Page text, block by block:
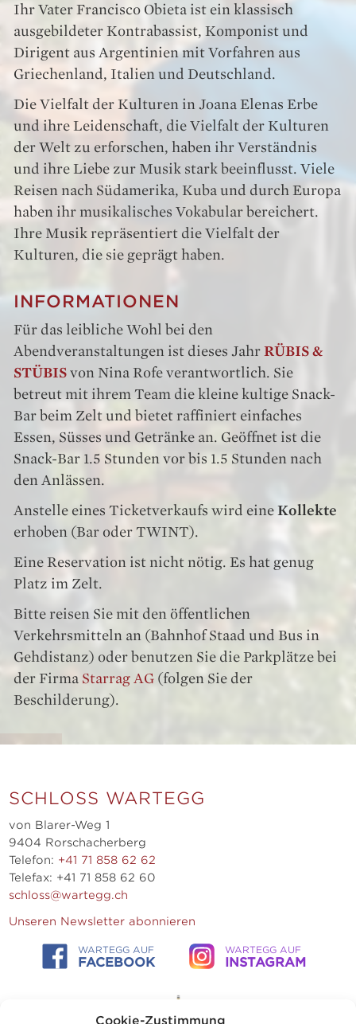
Cookie-Zustimmung
Ihr Vater Francisco Obieta ist ein klassisch
ausgebildeter Kontrabassist, Komponist und
Dirigent aus Argentinien mit Vorfahren aus
Griechenland , Italien und Deutschland .
Die Vielfalt der Kulturen in Joana Elenas Erbe
und ihre Leidenschaft, die Vielfalt der Kulturen
der Welt zu erforschen, haben ihr Verständnis
und ihre Liebe zur Musik stark beeinflusst. Viele
Reisen nach Südamerika, Kuba und durch Europa
haben ihr musikalisches Vokabular bereichert.
Ihre Musik repräsentiert die Vielfalt der
Kulturen, die sie geprägt haben.
INFORMATIONEN
Für das leibliche Wohl bei den
Abendveranstaltungen ist dieses Jahr RÜBIS &
STÜBIS von Nina Rofe verantwortlich. Sie
betreut mit ihrem Team die kleine kultige Snack-
Bar beim Zelt und bietet raffiniert einfaches
Essen, Süsses und Getränke an. Geöffnet ist die
Snack-Bar 1.5 Stunden vor bis 1.5 Stunden nach
den Anlässen.
Anstelle eines Ticketverkaufs wird eine Kollekte
erhoben (Bar oder TWINT).
Eine Reservation ist nicht nötig. Es hat genug
Platz im Zelt.
Bitte reisen Sie mit den öffentlichen
Verkehrsmitteln an (Bahnhof Staad und Bus in
Gehdistanz) oder benutzen Sie die Parkplätze bei
der Firma Starrag AG (folgen Sie der
Beschilderung).
SCHLOSS WARTEGG
von Blarer-Weg 1
9404 Rorschacherberg
Telefon: +41 71 858 62 62
Telefax: +41 71 858 62 60
schloss@wartegg.ch
Unseren Newsletter abonnieren
WARTEGG AUF
FACEBOOK
WARTEGG AUF
INSTAGRAM